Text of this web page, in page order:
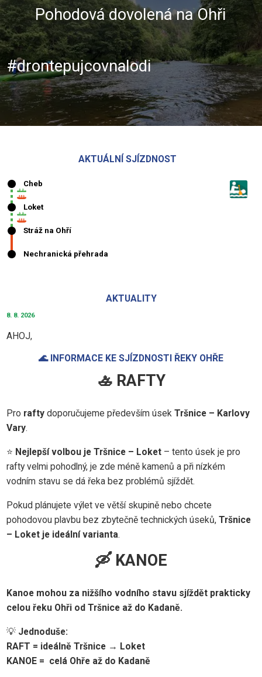
Pohodová dovolená na Ohři
#drontepujcovnalodi
AKTUÁLNÍ SJÍZDNOST
AKTUALITY
8. 8. 2026
AHOJ,
🌊 INFORMACE KE SJÍZDNOSTI ŘEKY OHŘE
🚣 RAFTY
Pro rafty doporučujeme především úsekTršnice – Karlovy
Vary.
⭐ Nejlepší volbou je Tršnice – Loket – tento úsek je pro
rafty velmi pohodlný, je zde méně kamenů a při nízkém
vodním stavu se dá řeka bez problémů sjíždět.
Pokud plánujete výlet ve větší skupině nebo chcete
pohodovou plavbu bez zbytečně technických úseků,Tršnice
– Loket je ideální varianta.
🛶 KANOE
Kanoe mohou za nižšího vodního stavu sjíždět prakticky
celou řeku Ohři od Tršnice až do Kadaně.
💡 Jednoduše:
RAFT = ideálně Tršnice → Loket
KANOE = celá Ohře až do Kadaně